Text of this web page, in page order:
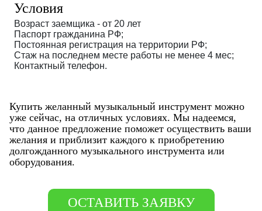
Условия
Возраст заемщика - от 20 лет
Паспорт гражданина РФ;
Постоянная регистрация на территории РФ;
Стаж на последнем месте работы не менее 4 мес;
Контактный телефон.
Купить желанный музыкальный инструмент можно
уже сейчас, на отличных условиях. Мы надеемся,
что данное предложение поможет осуществить ваши
желания и приблизит каждого к приобретению
долгожданного музыкального инструмента или
оборудования.
ОСТАВИТЬ ЗАЯВКУ